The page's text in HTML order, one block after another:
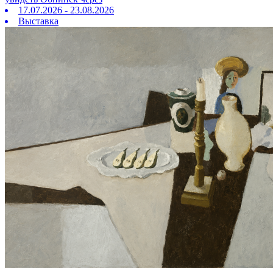
17.07.2026 - 23.08.2026
Выставка